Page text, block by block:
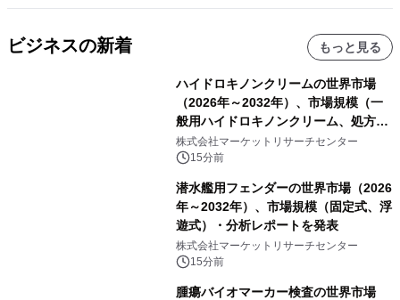
ビジネスの新着 もっと見る
ハイドロキノンクリームの世界市場
（2026年～2032年）、市場規模（一
般用ハイドロキノンクリーム、処方用
ハイドロキノンクリーム）・分析レポ
ートを発表
株式会社マーケットリサーチセンター
15分前
潜水艦用フェンダーの世界市場（2026
年～2032年）、市場規模（固定式、浮
遊式）・分析レポートを発表
株式会社マーケットリサーチセンター
15分前
腫瘍バイオマーカー検査の世界市場